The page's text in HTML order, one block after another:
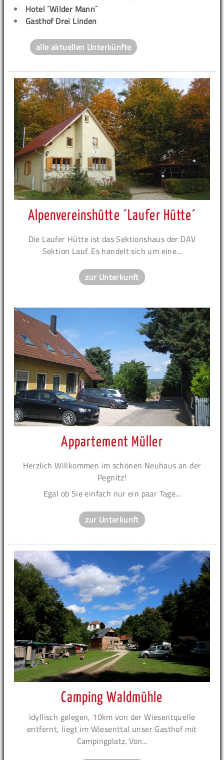
Hotel ´Wilder Mann´
Gasthof Drei Linden
alle aktuellen Unterkünfte
Alpenvereinshütte ´Laufer Hütte´
Die Laufer Hütte ist das Sektionshaus der DAV
Sektion Lauf. Es handelt sich um eine...
zur Unterkunft
Appartement Müller
Herzlich Willkommen im schönen Neuhaus an der
Pegnitz!
Egal ob Sie einfach nur ein paar Tage...
zur Unterkunft
Camping Waldmühle
Idyllisch gelegen, 10km von der Wiesentquelle
entfernt, liegt im Wiesenttal unser Gasthof mit
Campingplatz. Von...